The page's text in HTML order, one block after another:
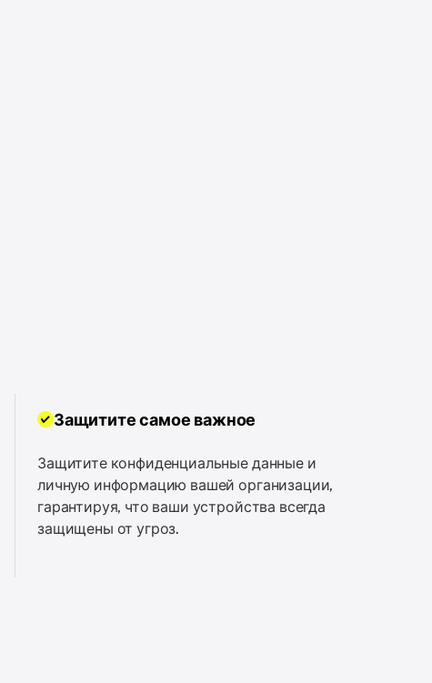
Защитите самое важное
Защитите конфиденциальные данные и
личную информацию вашей организации,
гарантируя, что ваши устройства всегда
защищены от угроз.